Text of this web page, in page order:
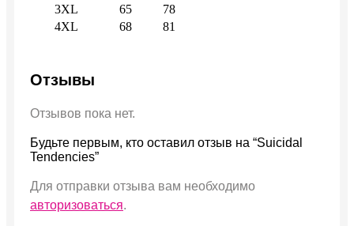
3XL
65
78
4XL
68 81
Отзывы
Отзывов пока нет.
Будьте первым, кто оставил отзыв на “Suicidal
Tendencies”
Для отправки отзыва вам необходимо
авторизоваться.